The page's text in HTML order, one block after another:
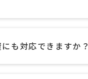
も対応できますか？